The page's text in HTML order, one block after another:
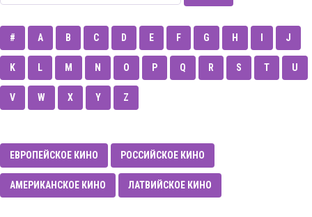
# A B C D E F G H J
K L M N O P Q R S T U
V W X Y Z
ЕВРОПЕЙСКОЕ КИНО РОССИЙСКОЕ КИНО
АМЕРИКАНСКОЕ КИНО ЛАТВИЙСКОЕ КИНО